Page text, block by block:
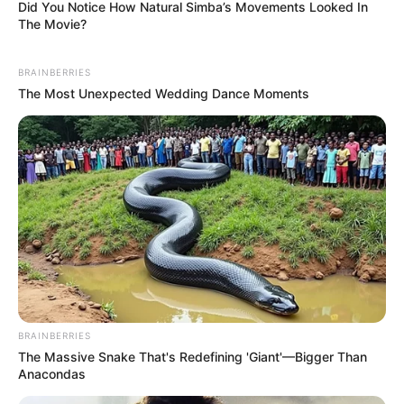
+ VÍDEO - Novo valor do Piso dos Agentes de Saúde/2025
Pouca água e sedentarismo podem causar diverticulite;
entenda.
diverticulite.
—Foto/Reprodução/Shutterstock .
A diverticulite é uma inflamação do intestino que pode gerar graves
Did You Notice How Natural Simba’s Movements Looked In
The Movie?
BRAINBERRIES
The Most Unexpected Wedding Dance Moments
BRAINBERRIES
The Massive Snake That's Redefining 'Giant'—Bigger Than
Anacondas